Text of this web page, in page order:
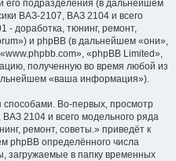
его подразделения (в дальнейшем
ВАЗ-2107, ВАЗ 2104 и всего
- доработка, тюнинг, ремонт,
и phpBB (в дальнейшем «они»,
«phpBB Limited»,
полученную во время любой из
«ваша информация»).
Во-первых, просмотр
2104 и всего модельного ряда
ремонт, советы.» приведёт к
phpBB определённого числа
загружаемые в папку временных